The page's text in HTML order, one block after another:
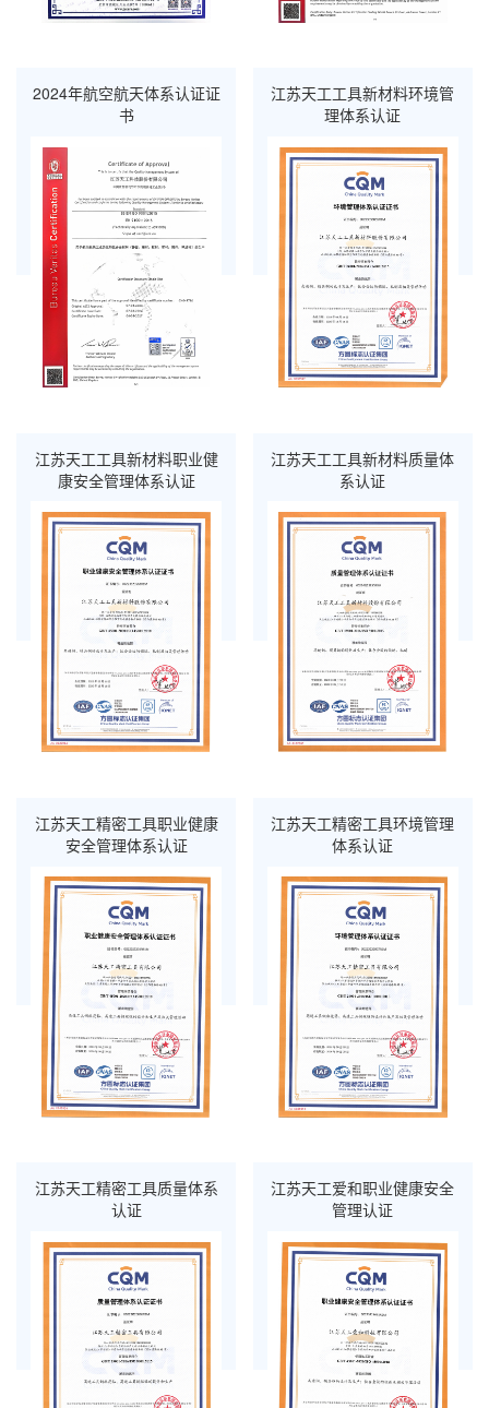
2024年航空航天体系认证证
书
江苏天工工具新材料环境管
理体系认证
江苏天工工具新材料职业健
康安全管理体系认证
江苏天工工具新材料质量体
系认证
江苏天工精密工具职业健康
安全管理体系认证
江苏天工精密工具环境管理
体系认证
江苏天工精密工具质量体系
认证
江苏天工爱和职业健康安全
管理认证